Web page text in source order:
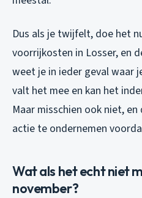
Dus als je twijfelt, doe het
voorrijkosten in Losser, en
weet je in ieder geval waar
valt het mee en kan het
Maar misschien ook niet,
actie te ondernemen
Wat als het echt niet
november?